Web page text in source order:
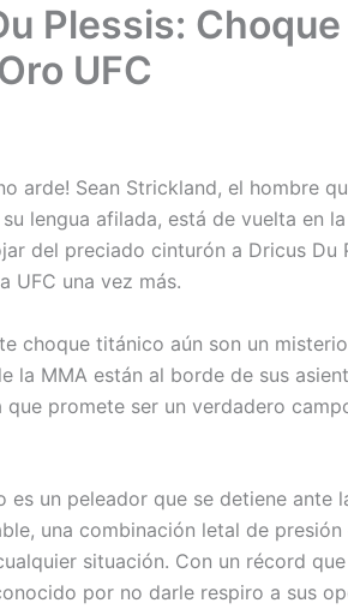
Plessis:
UFC
arde! Sean Strickland, el hombre
lengua afilada, está de vuelta en
del preciado cinturón a Dricus Du
UFC una vez más.
choque titánico aún son un
la MMA están al borde de sus
promete ser un verdadero
es un peleador que se detiene ante
una combinación letal de
situación. Con un récord
por no darle respiro a sus